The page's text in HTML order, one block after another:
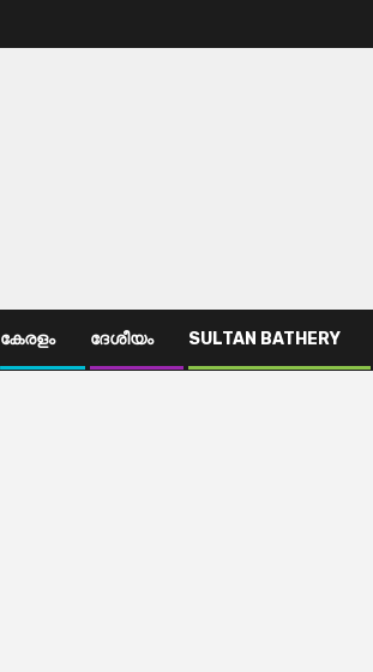
കേരളം ദേശീയം SULTAN BATHERY